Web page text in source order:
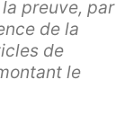
preuve, par
de la
de
le